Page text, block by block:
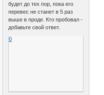
будет до тех пор, пока его
перевес не станет в 5 раз
выше в проде. Кто пробовал -
добавьте свой ответ.
0